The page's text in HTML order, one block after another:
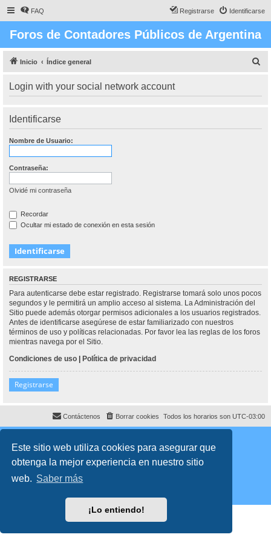
Este sitio web utiliza cookies para asegurar que
obtenga la mejor experiencia en nuestro sitio
web. Saber más
¡Lo entiendo!
FAQ Identificarse
Registrarse
Foros de Contadores Públicos de Argentina
Inicio Índice general
Login with your social network account
Identificarse
Nombre de Usuario:
Contraseña:
Olvidé mi contraseña
Recordar
Ocultar mi estado de conexión en esta sesión
REGISTRARSE
Para autenticarse debe estar registrado. Registrarse tomará solo unos pocos
segundos y le permitirá un amplio acceso al sistema. La Administración del
Sitio puede además otorgar permisos adicionales a los usuarios registrados.
Antes de identificarse asegúrese de estar familiarizado con nuestros
términos de uso y políticas relacionadas. Por favor lea las reglas de los foros
mientras navega por el Sitio.
Condiciones de uso | Política de privacidad
Registrarse
Todos los horarios son UTC-03:00
Borrar cookies
Contáctenos
Traducción al español porphpBB España
Abogados Argentinos
Privacidad|Condiciones